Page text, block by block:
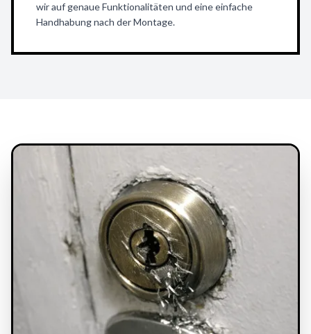
wir auf genaue Funktionalitäten und eine einfache
Handhabung nach der Montage.